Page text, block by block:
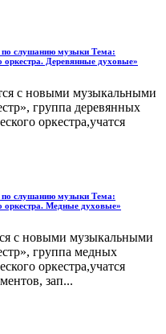
по слушанию музыки Тема:
Деревянные духовые»
с новыми музыкальными
группа деревянных
оркестра,учатся
по слушанию музыки Тема:
Медные духовые»
с новыми музыкальными
группа медных
оркестра,учатся
зап...